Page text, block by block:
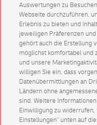
Auswertungen zu
Webseite durchzuführen,
Erlebnis zu bieten und
jeweiligen Präferenzen
gehört auch die Erstellung
möglichst komfortabel und
und unsere
willigen Sie ein, dass
Datenübermittlungen an
Ländern ohne
sind. Weitere
Einwilligung zu widerrufen,
Einstellungen“ unten auf